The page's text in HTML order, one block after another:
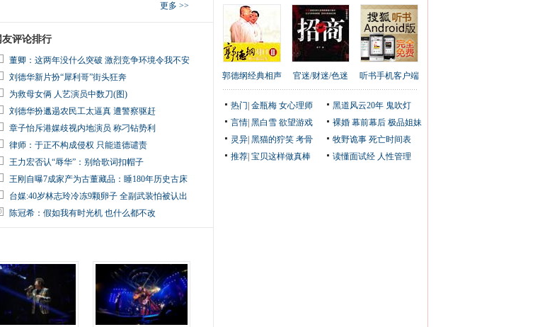
更多 >>
友评论排行
董卿：这两年没什么突破 激烈竞争环境令我不安
刘德华新片扮“犀利哥”街头狂奔
为救母女俩 人艺演员中数刀(图)
刘德华扮邋遢农民工太逼真 遭警察驱赶
章子怡斥港媒歧视内地演员 称刁钻势利
律师：于正不构成侵权 只能道德谴责
王力宏否认“辱华”：别给歌词扣帽子
王刚自曝7成家产为古董藏品：睡180年历史古床
台媒:40岁林志玲冷冻9颗卵子 全副武装怕被认出
陈冠希：假如我有时光机 也什么都不改
郭德纲经典相声 官迷/财迷/色迷 听书手机客户端
热门 金瓶梅 女心理师 黑道风云20年 鬼吹灯
言情 黑白雪 欲望游戏 裸婚 幕前幕后 极品姐妹
灵异 黑猫的狞笑 考骨 牧野诡事 死亡时间表
推荐 宝贝这样做真棒 读懂面试经 人性管理